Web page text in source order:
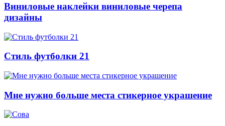
Виниловые наклейки виниловые черепа
дизайны
Стиль футболки 21
Мне нужно больше места стикерное украшение